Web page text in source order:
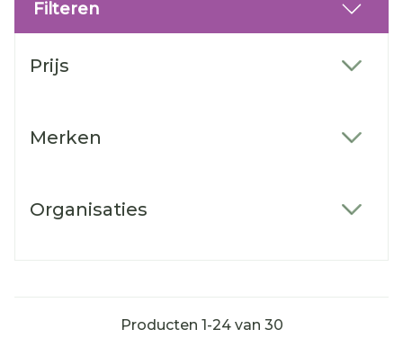
Filteren
Prijs
Merken
Organisaties
Producten 1-24van 30